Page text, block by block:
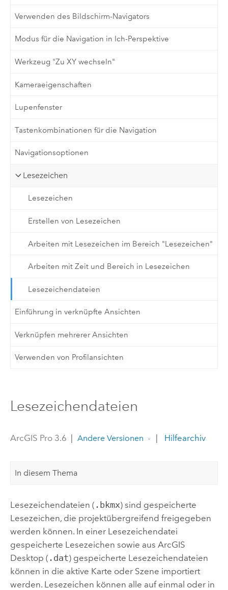
Verwenden des Bildschirm-Navigators
Modus für die Navigation in Ich-Perspektive
Werkzeug "Zu XY wechseln"
Kameraeigenschaften
Lupenfenster
Tastenkombinationen für die Navigation
Navigationsoptionen
Lesezeichen
Lesezeichen
Erstellen von Lesezeichen
Arbeiten mit Lesezeichen im Bereich "Lesezeichen"
Arbeiten mit Zeit und Bereich in Lesezeichen
Lesezeichendateien
Einführung in verknüpfte Ansichten
Verknüpfen mehrerer Ansichten
Verwenden von Profilansichten
Lesezeichendateien
ArcGIS Pro 3.6 Andere Versionen Hilfearchiv
In diesem Thema
Lesezeichendateien ( .bkmx) sind gespeicherte
Lesezeichen, die projektübergreifend freigegeben
werden können. In einer Lesezeichendatei
gespeicherte Lesezeichen sowie aus ArcGIS
Desktop ( .dat) gespeicherte Lesezeichendateien
können in die aktive Karte oder Szene importiert
werden. Lesezeichen können alle auf einmal oder in